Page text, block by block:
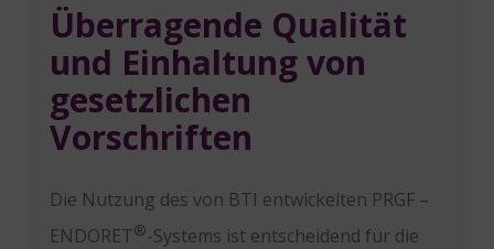
Überragende Qualität
und Einhaltung von
gesetzlichen
Vorschriften
Die Nutzung des von BTI entwickelten PRGF –
ENDORET®-Systems ist entscheidend für die